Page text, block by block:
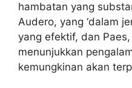
hambatan yang
Audero, yang ‘dalam
yang efektif, dan
menunjukkan
kemungkinan akan